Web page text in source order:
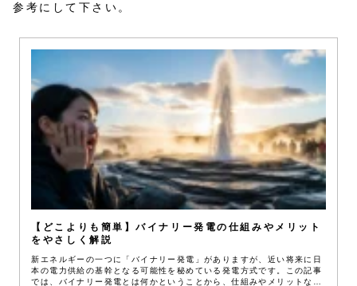
参考にして下さい。
【どこよりも簡単】バイナリー発電の仕組みやメリット
をやさしく解説
新エネルギーの一つに「バイナリー発電」がありますが、近い将来に日
本の電力供給の基幹となる可能性を秘めている発電方式です。この記事
では、バイナリー発電とは何かということから、仕組みやメリットなど